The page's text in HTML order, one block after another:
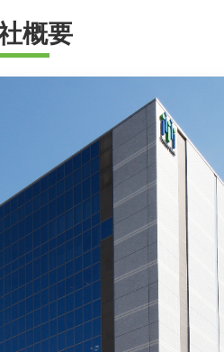
閉じる
概要